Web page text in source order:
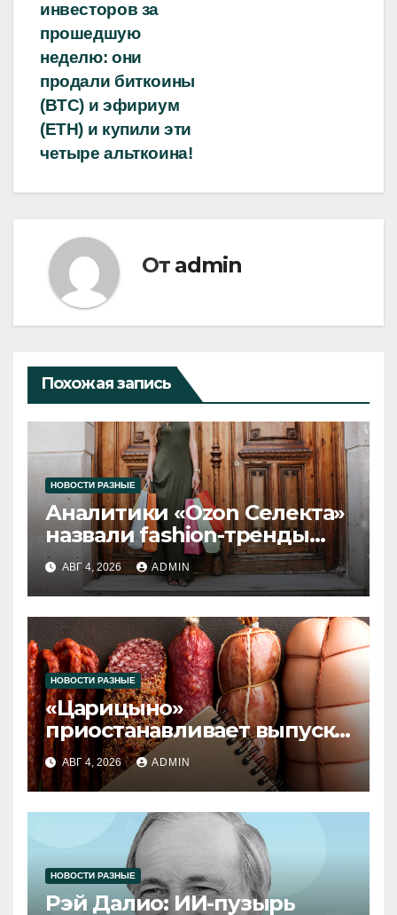
записям
инвесторов за
прошедшую
неделю: они
продали биткоины
(BTC) и эфириум
(ETH) и купили эти
четыре альткоина!
От admin
Похожая запись
НОВОСТИ РАЗНЫЕ
Аналитики «Ozon Селекта»
назвали fashion-тренды
2026 года
АВГ 4, 2026 ADMIN
НОВОСТИ РАЗНЫЕ
«Царицыно»
приостанавливает выпуск
продукции
АВГ 4, 2026 ADMIN
НОВОСТИ РАЗНЫЕ
Рэй Далио: ИИ-пузырь